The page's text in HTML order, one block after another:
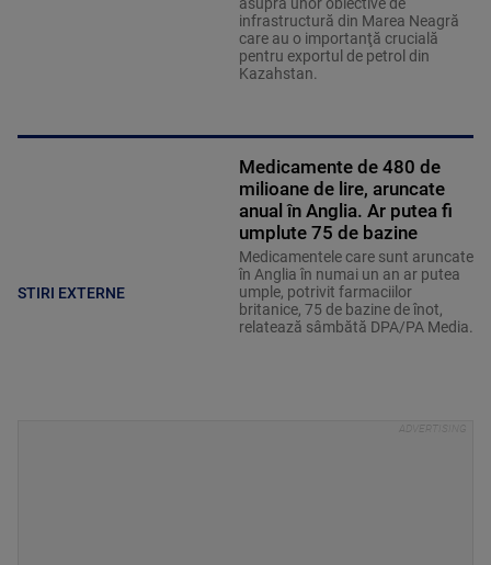
infrastructură din Marea Neagră
care au o importanţă crucială
pentru exportul de petrol din
Kazahstan.
STIRI EXTERNE
Medicamente de 480 de
milioane de lire, aruncate
anual în Anglia. Ar putea fi
umplute 75 de bazine
Medicamentele care sunt aruncate
în Anglia în numai un an ar putea
umple, potrivit farmaciilor
britanice, 75 de bazine de înot,
relatează sâmbătă DPA/PA Media.